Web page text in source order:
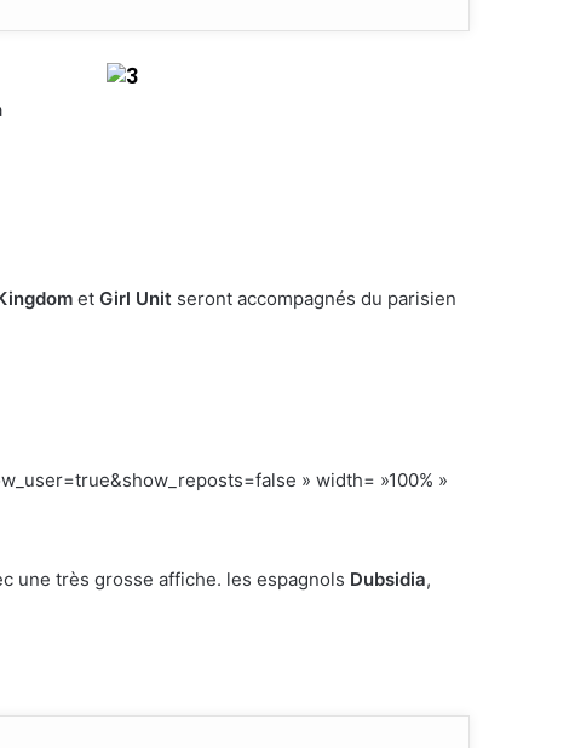
et Girl Unit seront accompagnés du parisien
» width= »100% »
une très grosse affiche. les espagnols Dubsidia,